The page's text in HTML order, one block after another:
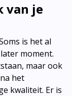
van je
is het al
moment.
maar ook
het
kwaliteit. Er is